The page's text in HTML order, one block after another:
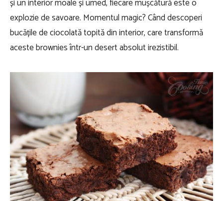
și un interior moale și umed, fiecare mușcătură este o
explozie de savoare. Momentul magic? Când descoperi
bucățile de ciocolată topită din interior, care transformă
aceste brownies într-un desert absolut irezistibil.